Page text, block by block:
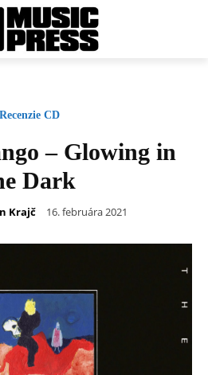
Recenzie CD
– Glowing in
Dark
Krajč 16. februára 2021